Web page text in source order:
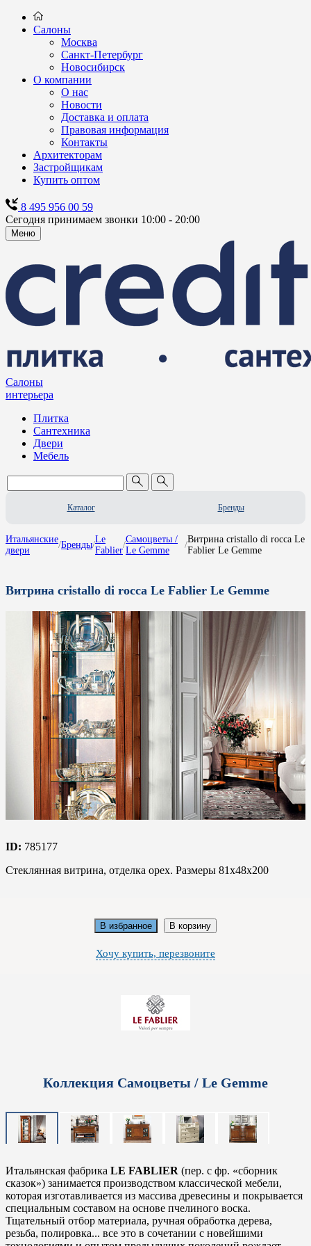
Салоны
Москва
Санкт-Петербург
Новосибирск
О компании
О нас
Новости
Доставка и оплата
Правовая информация
Контакты
Архитекторам
Застройщикам
Купить оптом
8 495 956 00 59
Сегодня принимаем звонки 10:00 - 20:00
Меню
Салоны
интерьера
Плитка
Сантехника
Двери
Мебель
Каталог Бренды
Итальянские
двери
/Бренды/
Le
Fablier
/
Самоцветы /
Le Gemme
/
Витрина cristallo di rocca Le
Fablier Le Gemme
Витрина cristallo di rocca Le Fablier Le Gemme
ID: 785177
Стеклянная витрина, отделка орех. Размеры 81х48х200
В избранное В корзину
Хочу купить, перезвоните
Коллекция Самоцветы / Le Gemme
Итальянская фабрика LE FABLIER (пер. с фр. «сборник
сказок») занимается производством классической мебели,
которая изготавливается из массива древесины и покрывается
специальным составом на основе пчелиного воска.
Тщательный отбор материала, ручная обработка дерева,
резьба, полировка... все это в сочетании с новейшими